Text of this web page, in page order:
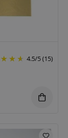
4.5/5(15)